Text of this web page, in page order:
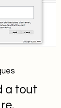
a tout